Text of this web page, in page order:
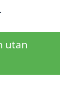
utan